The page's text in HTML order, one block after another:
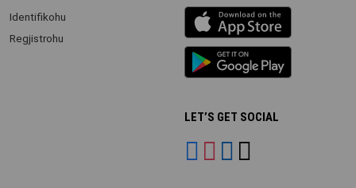
Identifikohu
Regjistrohu
iOS
app
Android
App
LET’S GET SOCIAL